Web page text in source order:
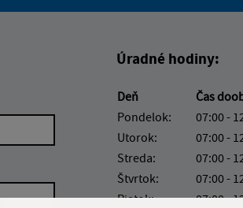
Úradné hodiny:
Deň Čas
Pondelok:
07:00 -
Utorok:
07:00 -
Streda:
07:00 -
Štvrtok:
07:00 -
Piatok:
07:00 -